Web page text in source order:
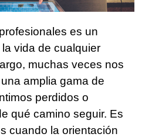
es un
vida de cualquier
muchas veces nos
amplia gama de
perdidos o
qué camino seguir. Es
cuando la orientación